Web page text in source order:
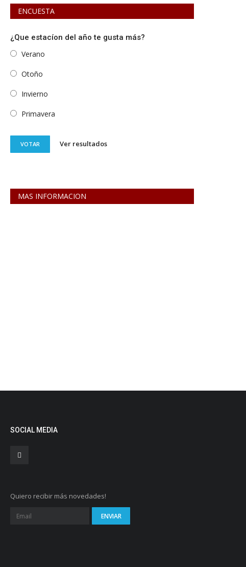
ENCUESTA
¿Que estacíon del año te gusta más?
Verano
Otoño
Invierno
Primavera
VOTAR Ver resultados
MAS INFORMACION
SOCIAL MEDIA
Quiero recibir más novedades!